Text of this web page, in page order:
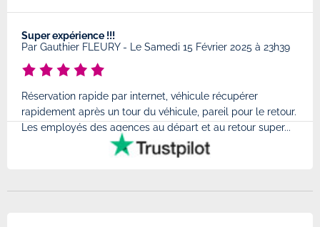
Super expérience !!!
Par Gauthier FLEURY- Le Samedi 15 Février 2025 à 23h39
Réservation rapide par internet, véhicule récupérer
rapidement après un tour du véhicule, pareil pour le retour.
Les employés des agences au départ et au retour super...